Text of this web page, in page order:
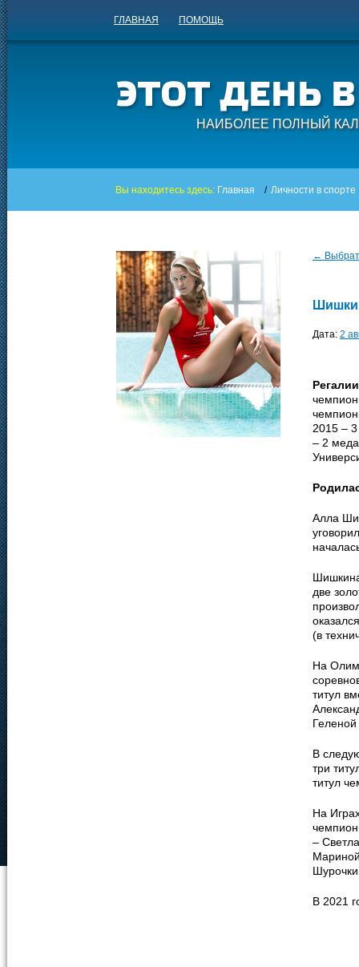
ГЛАВНАЯ ПОМОЩЬ
НАИБОЛЕЕ ПОЛНЫЙ
Вы находитесь здесь: Главная / Личности в спорте
←
Дата: 2
Регалии
2015 –
– 2
Алла
две
(в
На
титул
В
три
титул
На
–
В 2021